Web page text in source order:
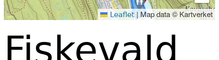
Leaflet | Map data © Kartverket
Fiskevald